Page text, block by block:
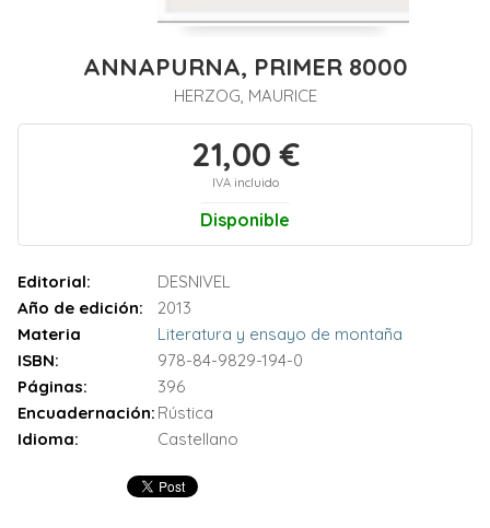
ANNAPURNA, PRIMER 8000
HERZOG, MAURICE
21,00 €
IVA incluido
Disponible
Editorial:
DESNIVEL
Año de edición:
2013
Materia
Literatura y ensayo de montaña
ISBN:
978-84-9829-194-0
Páginas:
396
Encuadernación: Rústica
Idioma:
Castellano